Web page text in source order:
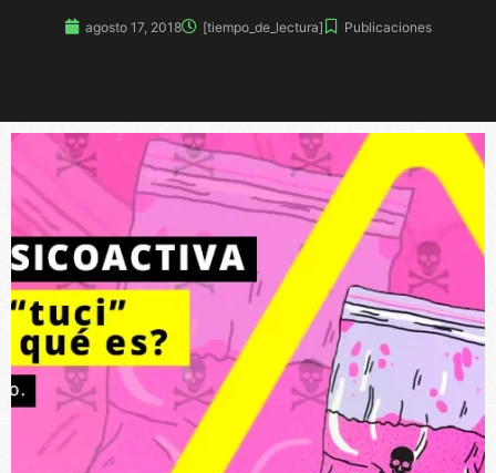
agosto 17, 2018 [tiempo_de_lectura] Publicaciones